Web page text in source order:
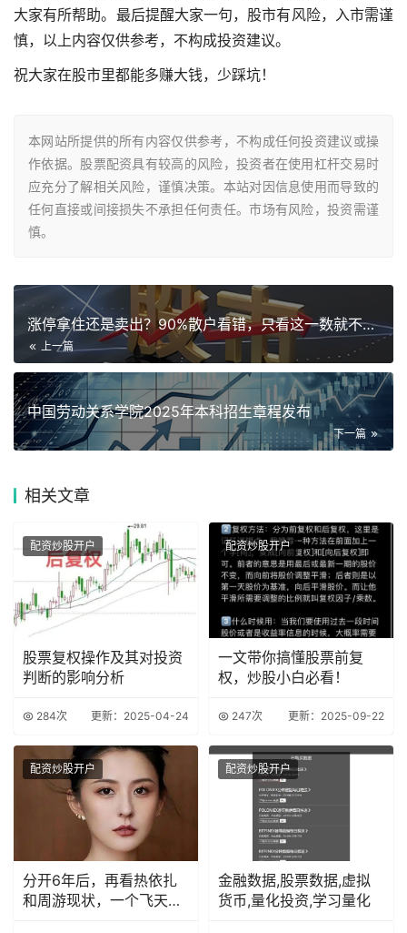
大家有所帮助。最后提醒大家一句，股市有风险，入市需谨
慎，以上内容仅供参考，不构成投资建议。
祝大家在股市里都能多赚大钱，少踩坑！
本网站所提供的所有内容仅供参考，不构成任何投资建议或操
作依据。股票配资具有较高的风险，投资者在使用杠杆交易时
应充分了解相关风险，谨慎决策。本站对因信息使用而导致的
任何直接或间接损失不承担任何责任。市场有风险，投资需谨
慎。
涨停拿住还是卖出？90%散户看错，只看这一数就不踩坑
上一篇
中国劳动关系学院2025年本科招生章程发布
下一篇
相关文章
配资炒股开户
股票复权操作及其对投资
判断的影响分析
284次 更新：2025-04-24
配资炒股开户
一文带你搞懂股票前复
权，炒股小白必看！
247次 更新：2025-09-22
配资炒股开户
分开6年后，再看热依扎
和周游现状，一个飞天视
配资炒股开户
金融数据,股票数据,虚拟
货币,量化投资,学习量化